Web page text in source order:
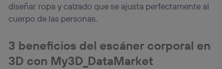
diseñar ropa y calzado que se ajusta perfectamente al
cuerpo de las personas.
3 beneficios del escáner corporal en
3D con My3D_DataMarket